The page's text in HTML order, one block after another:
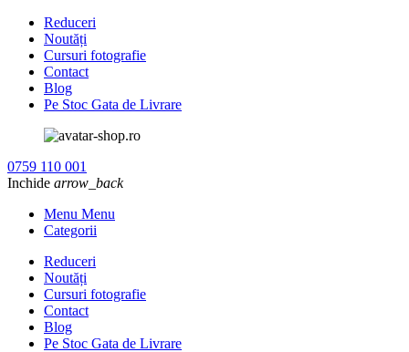
Reduceri
Noutăți
Cursuri fotografie
Contact
Blog
Pe Stoc Gata de Livrare
0759 110 001
Inchide arrow_back
Menu Menu
Categorii
Reduceri
Noutăți
Cursuri fotografie
Contact
Blog
Pe Stoc Gata de Livrare